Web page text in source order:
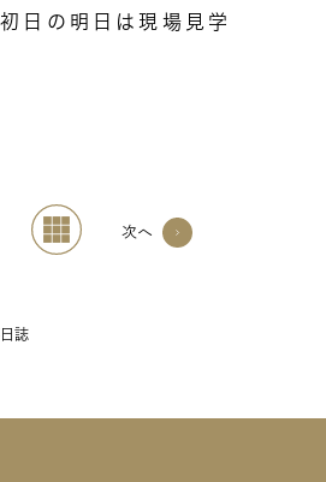
日の明日は現場見学
次へ
誌